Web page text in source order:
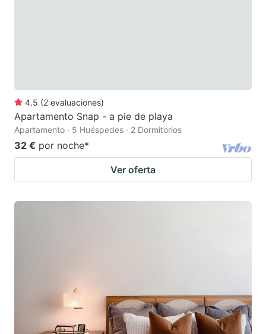
4.5 (2 evaluaciones)
Apartamento Snap - a pie de playa
Apartamento · 5 Huéspedes · 2 Dormitorios
32 € por noche*
Ver oferta